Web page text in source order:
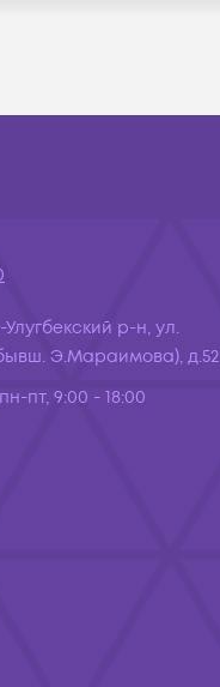
р-н, ул.
Э.Мараимова), д.52
пн-пт, 9:00 - 18:00